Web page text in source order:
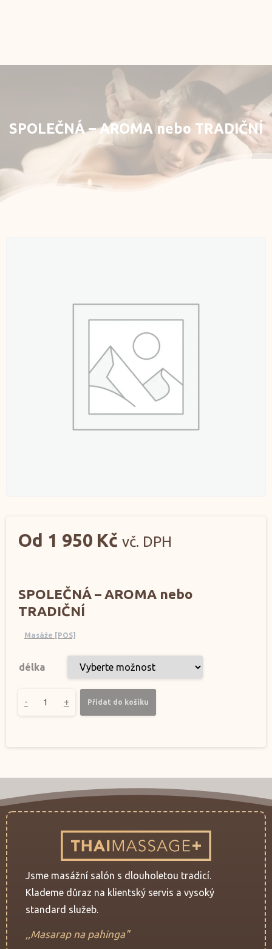
SPOLEČNÁ – AROMA nebo TRADIČNÍ
Od 1 950 Kč vč. DPH
SPOLEČNÁ – AROMA nebo
TRADIČNÍ
Masáže [POS]
délka
- + Přidat do košíku
Jsme masážní salón s dlouholetou tradicí.
Klademe důraz na klientský servis a vysoký
standard služeb.
,,Masarap na pahinga"